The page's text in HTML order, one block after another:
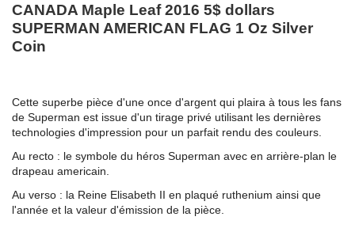
CANADA Maple Leaf 2016 5$ dollars
SUPERMAN AMERICAN FLAG 1 Oz Silver
Coin
Cette superbe pièce d'une once d'argent qui plaira à tous les fans
de Superman est issue d'un tirage privé utilisant les dernières
technologies d'impression pour un parfait rendu des couleurs.
Au recto : le symbole du héros Superman avec en arrière-plan le
drapeau americain.
Au verso : la Reine Elisabeth II en plaqué ruthenium ainsi que
l'année et la valeur d'émission de la pièce.